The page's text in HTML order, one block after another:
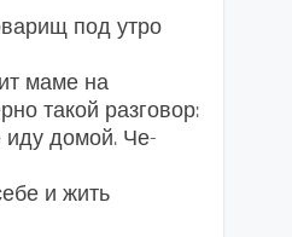
под утро
маме на
такой разговор:
домой. Че-
и жить